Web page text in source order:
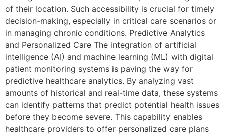
of their location. Such accessibility is crucial for timely
decision-making, especially in critical care scenarios or
in managing chronic conditions. Predictive Analytics
and Personalized Care The integration of artificial
intelligence (AI) and machine learning (ML) with digital
patient monitoring systems is paving the way for
predictive healthcare analytics. By analyzing vast
amounts of historical and real-time data, these systems
can identify patterns that predict potential health issues
before they become severe. This capability enables
healthcare providers to offer personalized care plans